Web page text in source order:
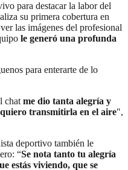
para destacar la labor del
su primera cobertura en
las imágenes del profesional
le generó una profunda
para enterarte de lo
chat me dio tanta alegría y
transmitirla en el aire",
deportivo también le
“Se nota tanto tu alegría
estás viviendo, que se